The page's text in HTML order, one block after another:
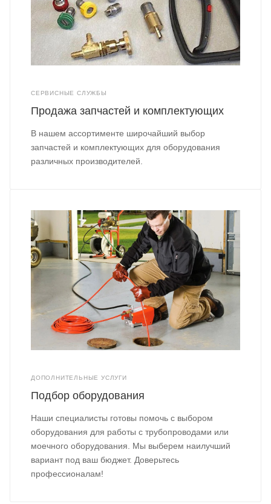
СЕРВИСНЫЕ СЛУЖБЫ
Продажа запчастей и комплектующих
В нашем ассортименте широчайший выбор
запчастей и комплектующих для оборудования
различных производителей.
ДОПОЛНИТЕЛЬНЫЕ УСЛУГИ
Подбор оборудования
Наши специалисты готовы помочь с выбором
оборудования для работы с трубопроводами или
моечного оборудования. Мы выберем наилучший
вариант под ваш бюджет. Доверьтесь
профессионалам!